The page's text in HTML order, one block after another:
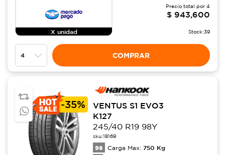
X unidad
Precio total por 4
$ 943,600
Stock:39
COMPRAR
-35%
VENTUS S1 EVO3
K127
245/40 R19 98Y
sku:18169
98 Carga Max: 750 Kg